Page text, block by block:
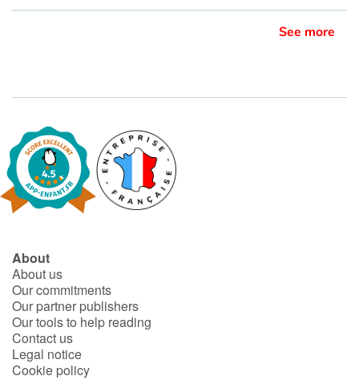
See more
About
About us
Our commitments
Our partner publishers
Our tools to help reading
Contact us
Legal notice
Cookie policy